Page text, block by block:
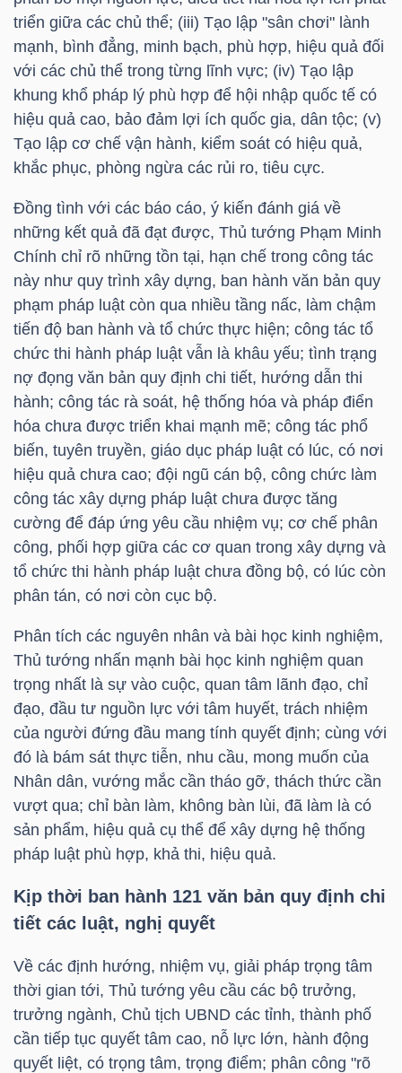
triển giữa các chủ thể; (iii) Tạo lập "sân chơi" lành
mạnh, bình đẳng, minh bạch, phù hợp, hiệu quả đối
với các chủ thể trong từng lĩnh vực; (iv) Tạo lập
khung khổ pháp lý phù hợp để hội nhập quốc tế có
hiệu quả cao, bảo đảm lợi ích quốc gia, dân tộc; (v)
Tạo lập cơ chế vận hành, kiểm soát có hiệu quả,
khắc phục, phòng ngừa các rủi ro, tiêu cực.
Đồng tình với các báo cáo, ý kiến đánh giá về
những kết quả đã đạt được, Thủ tướng Phạm Minh
Chính chỉ rõ những tồn tại, hạn chế trong công tác
này như quy trình xây dựng, ban hành văn bản quy
phạm pháp luật còn qua nhiều tầng nấc, làm chậm
tiến độ ban hành và tổ chức thực hiện; công tác tổ
chức thi hành pháp luật vẫn là khâu yếu; tình trạng
nợ đọng văn bản quy định chi tiết, hướng dẫn thi
hành; công tác rà soát, hệ thống hóa và pháp điển
hóa chưa được triển khai mạnh mẽ; công tác phổ
biến, tuyên truyền, giáo dục pháp luật có lúc, có nơi
hiệu quả chưa cao; đội ngũ cán bộ, công chức làm
công tác xây dựng pháp luật chưa được tăng
cường để đáp ứng yêu cầu nhiệm vụ; cơ chế phân
công, phối hợp giữa các cơ quan trong xây dựng và
tổ chức thi hành pháp luật chưa đồng bộ, có lúc còn
phân tán, có nơi còn cục bộ.
Phân tích các nguyên nhân và bài học kinh nghiệm,
Thủ tướng nhấn mạnh bài học kinh nghiệm quan
trọng nhất là sự vào cuộc, quan tâm lãnh đạo, chỉ
đạo, đầu tư nguồn lực với tâm huyết, trách nhiệm
của người đứng đầu mang tính quyết định; cùng với
đó là bám sát thực tiễn, nhu cầu, mong muốn của
Nhân dân, vướng mắc cần tháo gỡ, thách thức cần
vượt qua; chỉ bàn làm, không bàn lùi, đã làm là có
sản phẩm, hiệu quả cụ thể để xây dựng hệ thống
pháp luật phù hợp, khả thi, hiệu quả.
Kịp thời ban hành 121 văn bản quy định chi
tiết các luật, nghị quyết
Về các định hướng, nhiệm vụ, giải pháp trọng tâm
thời gian tới, Thủ tướng yêu cầu các bộ trưởng,
trưởng ngành, Chủ tịch UBND các tỉnh, thành phố
cần tiếp tục quyết tâm cao, nỗ lực lớn, hành động
quyết liệt, có trọng tâm, trọng điểm; phân công "rõ
YẾU
TIÊU
DÙNG
THIẾT
CHĂM
SÓC
SỨC
KHỎE
TÀI
CHÍNH
TIN
DỊCH
VỤ
TRUYỀN
TIỆN
ÍCH